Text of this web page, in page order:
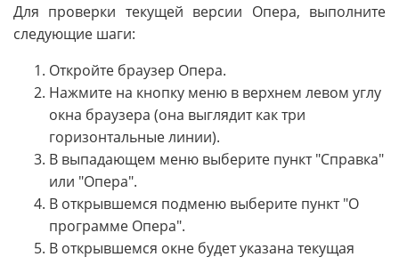
Для проверки текущей версии Опера, выполните
следующие шаги:
Откройте браузер Опера.
Нажмите на кнопку меню в верхнем левом углу
окна браузера (она выглядит как три
горизонтальные линии).
В выпадающем меню выберите пункт "Справка"
или "Опера".
В открывшемся подменю выберите пункт "О
программе Опера".
В открывшемся окне будет указана текущая